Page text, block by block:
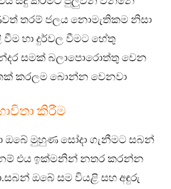
තරම් ජලය නොමැතිකම නිසා
හා දුර්වල වීමට හේතු
සමක් බලාපොරොත්තු වෙන
කරලම බොන්න වෙනවා
කිරීම
ඔබේ මුහුණ සෝදා ගැනීමට සබන්
එය ඉක්මනින් නතර කරන්න
ඔබේ සම වියළි සහ අඳුරු